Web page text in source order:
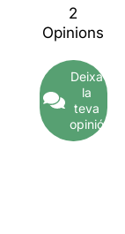
2
Opinions
Deixa
la
teva
opinió